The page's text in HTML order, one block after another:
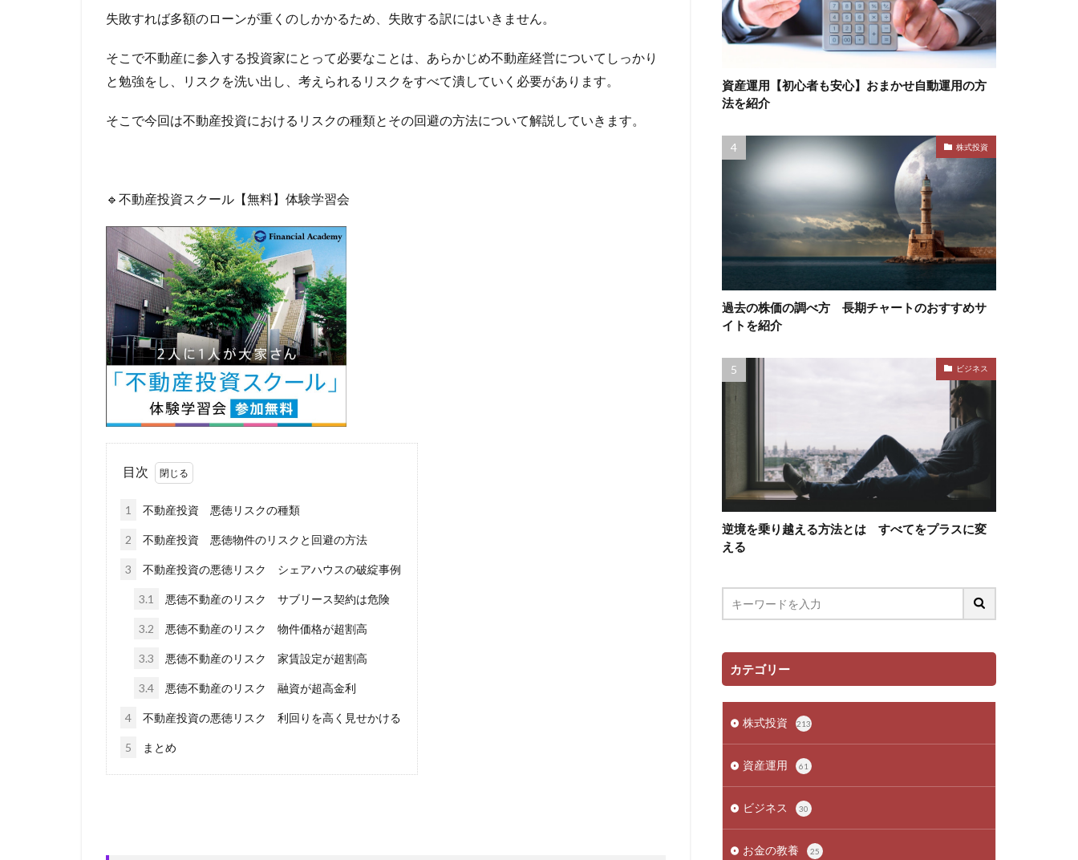
失敗すれば多額のローンが重くのしかかるため、失敗する訳にはいきません。
そこで不動産に参入する投資家にとって必要なことは、あらかじめ不動産経営についてしっかり
と勉強をし、リスクを洗い出し、考えられるリスクをすべて潰していく必要があります。
そこで今回は不動産投資におけるリスクの種類とその回避の方法について解説していきます。
🔹不動産投資スクール【無料】体験学習会
目次
1 不動産投資 悪徳リスクの種類
2 不動産投資 悪徳物件のリスクと回避の方法
3 不動産投資の悪徳リスク シェアハウスの破綻事例
3.1 悪徳不動産のリスク サブリース契約は危険
3.2 悪徳不動産のリスク 物件価格が超割高
3.3 悪徳不動産のリスク 家賃設定が超割高
3.4 悪徳不動産のリスク 融資が超高金利
4 不動産投資の悪徳リスク 利回りを高く見せかける
5 まとめ
資産運用【初心者も安心】おまかせ自動運用の方
法を紹介
株式投資
過去の株価の調べ方 長期チャートのおすすめサ
イトを紹介
ビジネス
逆境を乗り越える方法とは すべてをプラスに変
える
カテゴリー
株式投資 213
資産運用 61
ビジネス 30
お金の教養 25